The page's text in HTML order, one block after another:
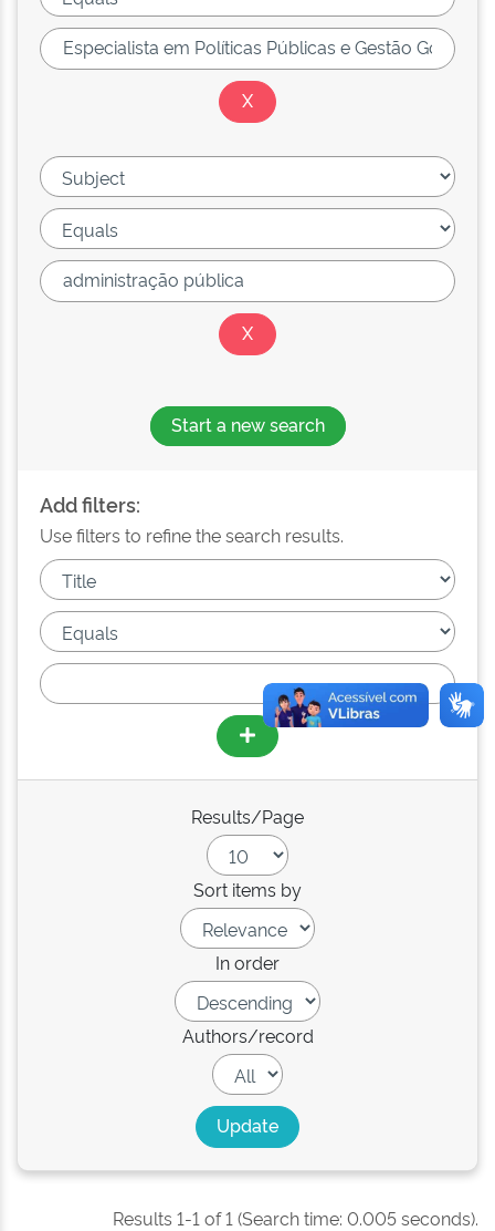
Start a new search
Add filters:
Use filters to refine the search results.
Results/Page
Sort items by
In order
Authors/record
Results 1-1 of 1 (Search time: 0.005 seconds).